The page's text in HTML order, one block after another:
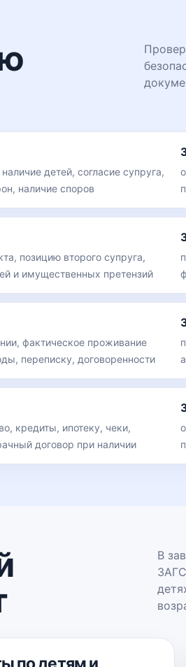
детей, согласие супруга,
наличие споров
позицию второго супруга,
и имущественных претензий
фактическое проживание
переписку, договоренности
кредиты, ипотеку, чеки,
договор при наличии
В